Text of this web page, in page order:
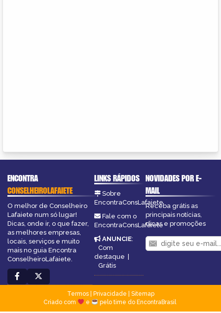
ENCONTRA
CONSELHEIROLAFAIETE
O melhor de Conselheiro
Lafaiete num só lugar!
Dicas, onde ir, o que fazer,
as melhores empresas,
locais, serviços e muito
mais no guia Encontra
ConselheiroLafaiete.
LINKS RÁPIDOS
Sobre
EncontraConsLafaiete
Fale com o
EncontraConsLafaiete
ANUNCIE:
Com
destaque
Grátis
NOVIDADES POR E-
MAIL
Receba grátis as
principais notícias,
dicas e promoções
Termos| Privacidade
Sitemap
Criado com
e pelo time do EncontraBrasil